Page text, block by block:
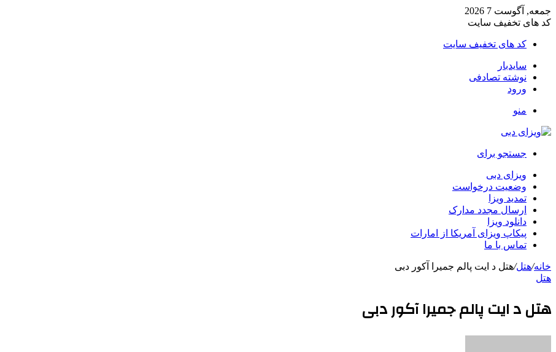
جمعه, آگوست 7 2026
کد های تخفیف سایت
کد های تخفیف سایت
سایدبار
نوشته تصادفی
ورود
منو
جستجو برای
ویزای دبی
وضعیت درخواست
تمدید ویزا
ارسال مجدد مدارک
دانلود ویزا
پیکاپ ویزای آمریکا از امارات
تماس با ما
خانه/هتل/هتل د ایت پالم جمیرا آکور دبی
هتل
هتل د ایت پالم جمیرا آکور دبی